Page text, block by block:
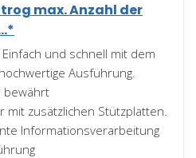
max. Anzahl der
und schnell mit dem
Ausführung.
bewährt
mit zusätzlichen Stützplatten.
Informationsverarbeitung